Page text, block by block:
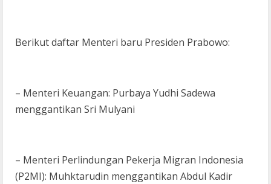
Berikut daftar Menteri baru Presiden Prabowo:
– Menteri Keuangan: Purbaya Yudhi Sadewa
menggantikan Sri Mulyani
– Menteri Perlindungan Pekerja Migran Indonesia
(P2MI): Muhktarudin menggantikan Abdul Kadir